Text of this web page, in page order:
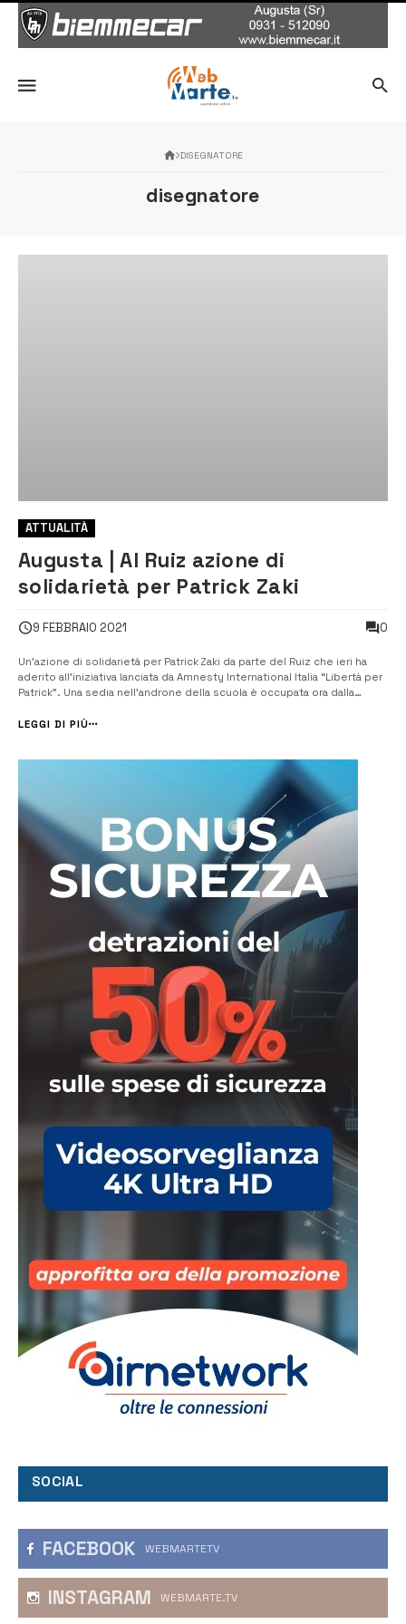
DISEGNATORE
disegnatore
ATTUALITÀ
Augusta | Al Ruiz azione di
solidarietà per Patrick Zaki
9 FEBBRAIO 2021 0
Un’azione di solidarietà per Patrick Zaki da parte del Ruiz che ieri ha
aderito all’iniziativa lanciata da Amnesty International Italia “Libertà per
Patrick”. Una sedia nell’androne della scuola è occupata ora dalla
solidarietà per Patrick Zaki. L’Istituto superiore...
LEGGI DI PIÙ
SOCIAL
FACEBOOK WEBMARTETV
INSTAGRAM WEBMARTE.TV